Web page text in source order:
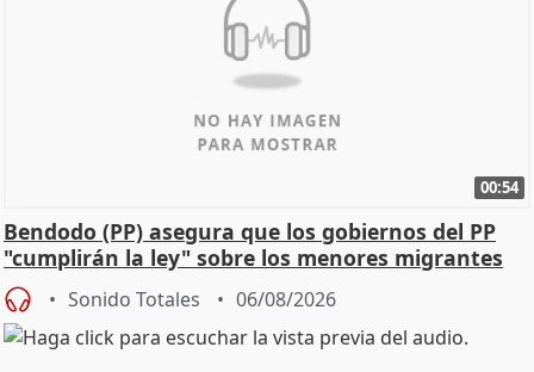
00:54
Bendodo (PP) asegura que los gobiernos del PP
"cumplirán la ley" sobre los menores migrantes
Sonido Totales 06/08/2026